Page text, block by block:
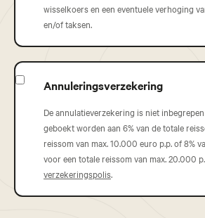
wisselkoers en een eventuele verhoging
en/of taksen.
Annuleringsverzekering
De annulatieverzekering is niet
geboekt worden aan 6% van de totale
reissom van max. 10.000 euro p.p. of 8%
voor een totale reissom van max. 20.000
verzekeringspolis.